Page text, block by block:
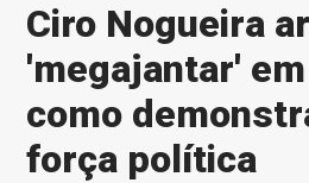
Ciro Nogueira
'megajantar'
como
força política